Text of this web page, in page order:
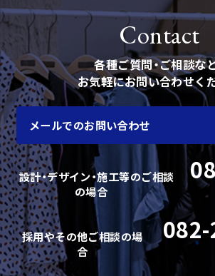
Contact
各種ご質問・ご相談な
お気軽にお問い合わせく
メールでのお問い合わせ
設計・デザイン・施工等のご相談
の場合
採用やその他ご相談の場
合